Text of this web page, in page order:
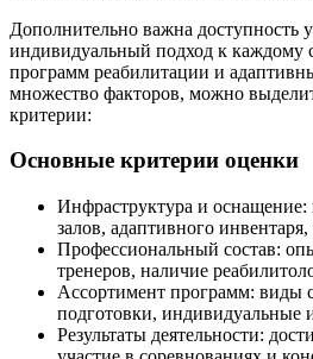
Дополнительно важна доступность
индивидуальный подход к каждому
программ реабилитации и
множество факторов, можно
критерии:
Основные критерии оценки
Инфраструктура и
залов, адаптивного инвентаря,
Профессиональный состав:
тренеров, наличие
Ассортимент программ: виды
подготовки, индивидуальные
Результаты деятельности: